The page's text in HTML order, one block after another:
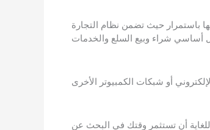
باستمرار حيث تضمن نظام التجارة
أن تستثمر وقتك في البحث عن